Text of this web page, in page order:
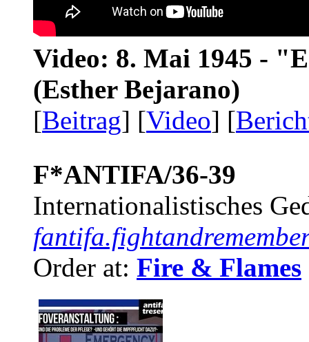
Video: 8. Mai 1945 -
(Esther Bejarano)
[Beitrag] [Video] [
F*ANTIFA/36-39
Internationalistisches
Order at: Fire & Flames